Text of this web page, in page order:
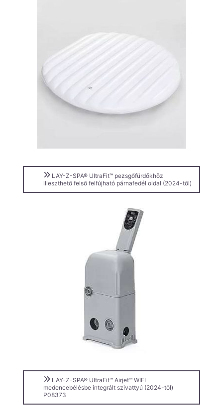
LAY-Z-SPA® UltraFit™ pezsgőfürdőkhöz
illeszthető felső felfújható párnafedél oldal (2024-től)
LAY-Z-SPA® UltraFit™ Airjet™ WIFI
medencebélésbe integrált szivattyú (2024-től)
P08373